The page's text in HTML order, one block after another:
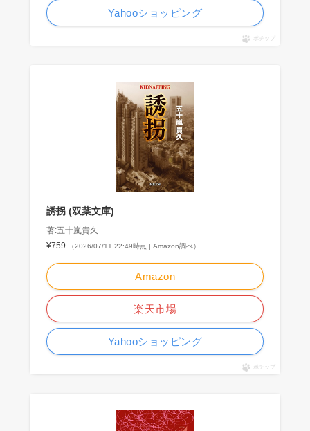
Yahooショッピング
ポチップ
誘拐 (双葉文庫)
著:五十嵐貴久
¥759
（2026/07/11 22:49時点 | Amazon調べ）
Amazon
楽天市場
Yahooショッピング
ポチップ